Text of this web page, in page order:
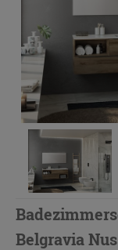
Belgravia